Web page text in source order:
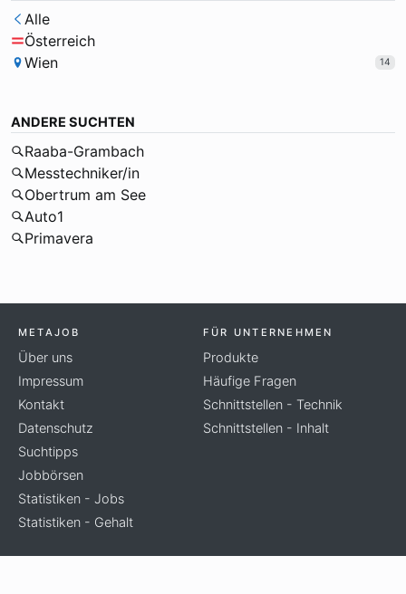
Alle
Österreich
Wien
14
ANDERE SUCHTEN
Raaba-Grambach
Messtechniker/in
Obertrum am See
Auto1
Primavera
METAJOB
Über uns
Impressum
Kontakt
Datenschutz
Suchtipps
Jobbörsen
Statistiken - Jobs
Statistiken - Gehalt
FÜR UNTERNEHMEN
Produkte
Häufige Fragen
Schnittstellen - Technik
Schnittstellen - Inhalt